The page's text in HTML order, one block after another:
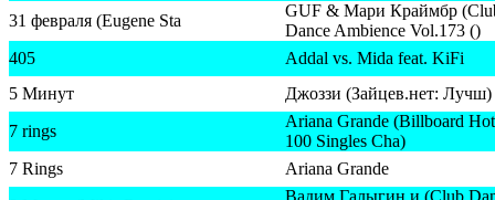
31 февраля (Eugene Sta
GUF & Мари Краймбр
Dance Ambience Vol.173 ()
405
Addal vs. Mida feat. KiFi
5 Минут
Джоззи (Зайцев.нет: Лучш)
7 rings
Ariana Grande (Billboard Hot
100 Singles Cha)
7 Rings
Ariana Grande
Вадим Галыгин и (Club